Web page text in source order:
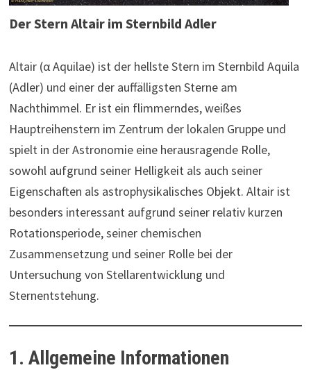
Der Stern Altair im Sternbild Adler
Altair (α Aquilae) ist der hellste Stern im Sternbild Aquila
(Adler) und einer der auffälligsten Sterne am
Nachthimmel. Er ist ein flimmerndes, weißes
Hauptreihenstern im Zentrum der lokalen Gruppe und
spielt in der Astronomie eine herausragende Rolle,
sowohl aufgrund seiner Helligkeit als auch seiner
Eigenschaften als astrophysikalisches Objekt. Altair ist
besonders interessant aufgrund seiner relativ kurzen
Rotationsperiode, seiner chemischen
Zusammensetzung und seiner Rolle bei der
Untersuchung von Stellarentwicklung und
Sternentstehung.
1. Allgemeine Informationen